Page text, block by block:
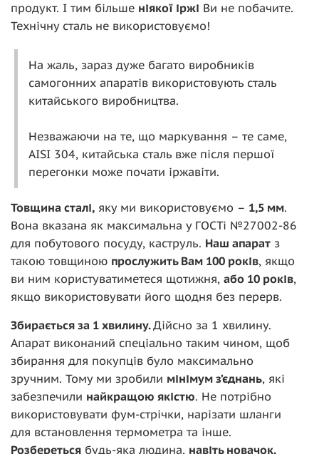
продукт. І тим більше ніякої іржі Ви не побачите.
Технічну сталь не використовуємо!
На жаль, зараз дуже багато виробників
самогонних апаратів використовують сталь
китайського виробництва.
Незважаючи на те, що маркування – те саме,
AISI 304, китайська сталь вже після першої
перегонки може почати іржавіти.
Товщина сталі, яку ми використовуємо – 1,5 мм.
Вона вказана як максимальна у ГОСТі №27002-86
для побутового посуду, каструль. Наш апарат з
такою товщиною прослужить Вам 100 років, якщо
ви ним користуватиметеся щотижня, або 10 років,
якщо використовувати його щодня без перерв.
Збирається за 1 хвилину.Дійсно за 1 хвилину.
Апарат виконаний спеціально таким чином, щоб
збирання для покупців було максимально
зручним. Тому ми зробили мінімум з’єднань, які
забезпечили найкращою якістю. Не потрібно
використовувати фум-стрічки, нарізати шланги
для встановлення термометра та інше.
Розбереться будь-яка людина, навіть новачок.